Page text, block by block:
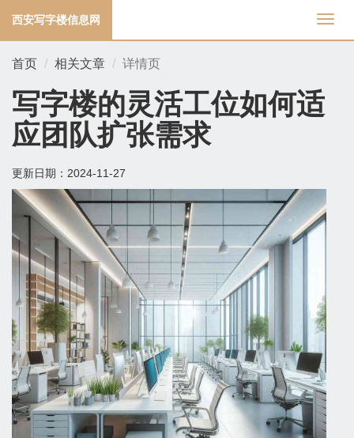
切
换
西安写字楼信息网
首页 相关文章 详情页
写字楼的灵活工位如何适
应团队扩张需求
更新日期： 2024-11-27